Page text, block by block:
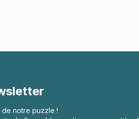
de notre puzzle !